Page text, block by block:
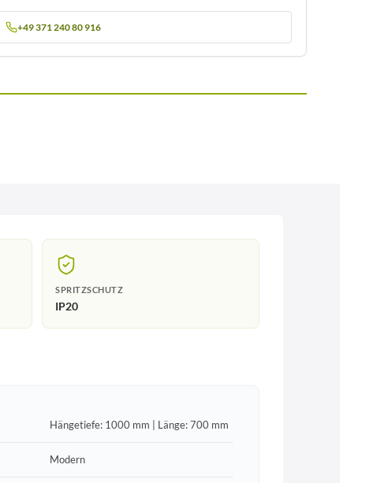
+49 371 240 80 916
SPRITZSCHUTZ
IP20
Hängetiefe: 1000 mm | Länge: 700 mm
Modern